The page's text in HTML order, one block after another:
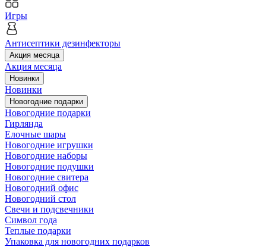
Игры
Антисептики дезинфекторы
Акция месяца
Акция месяца
Новинки
Новинки
Новогодние подарки
Новогодние подарки
Гирлянда
Елочные шары
Новогодние игрушки
Новогодние наборы
Новогодние подушки
Новогодние свитера
Новогодний офис
Новогодний стол
Свечи и подсвечники
Символ года
Теплые подарки
Упаковка для новогодних подарков